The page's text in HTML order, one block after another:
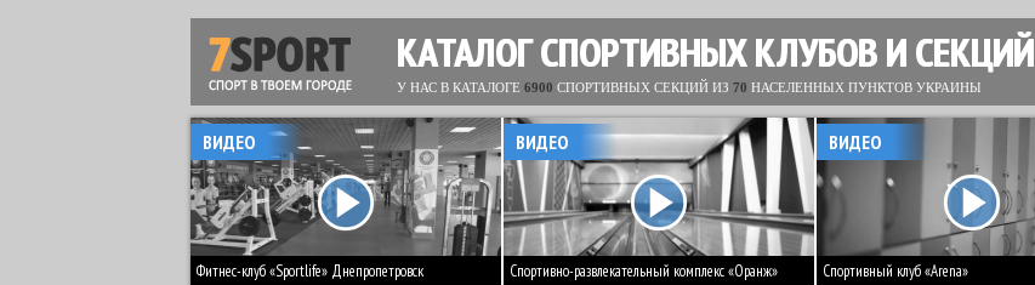
КАТАЛОГ СПОРТИВНЫХ КЛУБОВ И СЕКЦИЙ
У НАС В КАТАЛОГЕ 6900 СПОРТИВНЫХ СЕКЦИЙ ИЗ 70 НАСЕЛЕННЫХ ПУНКТОВ УКРАИНЫ
Фитнес-клуб «Sportlife» Днепропетровск
ВИДЕО
Спортивно-развлекательный комплекс «Оранж»
ВИДЕО
Спортивный клуб «Arena»
ВИДЕО